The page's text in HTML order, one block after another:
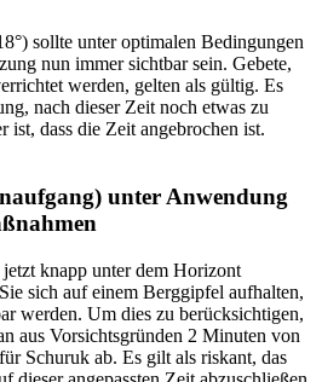
sollte unter optimalen Bedingungen
nun immer sichtbar sein. Gebete,
werden, gelten als gültig. Es
nach dieser Zeit noch etwas zu
ist, dass die Zeit angebrochen ist.
unter Anwendung
knapp unter dem Horizont
sich auf einem Berggipfel aufhalten,
werden. Um dies zu berücksichtigen,
aus Vorsichtsgründen 2 Minuten von
Schuruk ab. Es gilt als riskant, das